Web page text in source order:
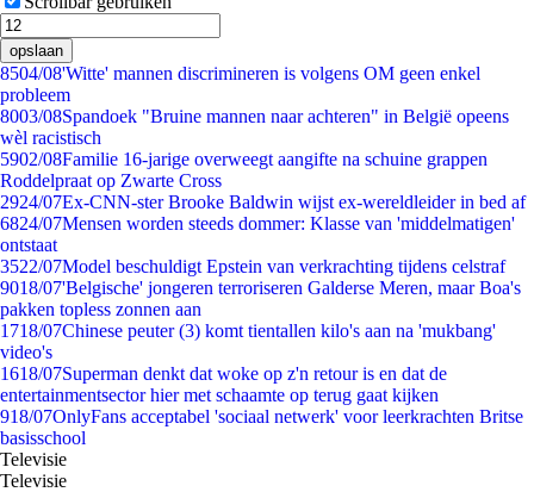
opslaan
8504/08'Witte' mannen discrimineren is volgens OM geen enkel
probleem
8003/08Spandoek "Bruine mannen naar achteren" in België opeens
wèl racistisch
5902/08Familie 16-jarige overweegt aangifte na schuine grappen
Roddelpraat op Zwarte Cross
2924/07Ex-CNN-ster Brooke Baldwin wijst ex-wereldleider in bed af
6824/07Mensen worden steeds dommer: Klasse van 'middelmatigen'
ontstaat
3522/07Model beschuldigt Epstein van verkrachting tijdens celstraf
9018/07'Belgische' jongeren terroriseren Galderse Meren, maar Boa's
pakken topless zonnen aan
1718/07Chinese peuter (3) komt tientallen kilo's aan na 'mukbang'
video's
1618/07Superman denkt dat woke op z'n retour is en dat de
entertainmentsector hier met schaamte op terug gaat kijken
918/07OnlyFans acceptabel 'sociaal netwerk' voor leerkrachten Britse
basisschool
Televisie
Televisie